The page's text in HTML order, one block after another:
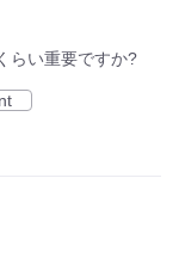
らい重要ですか?